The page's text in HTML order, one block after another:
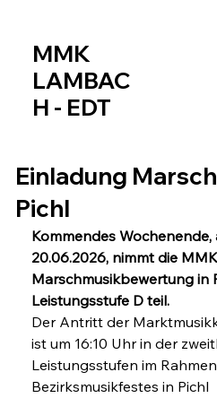
MMK
LAMBAC
H - EDT
Einladung
Pichl
Kommendes Wochenende,
20.06.2026, nimmt die
Marschmusikbewertung in
Leistungsstufe D teil.
Der Antritt der
ist um 16:10 Uhr in der
Leistungsstufen im
Bezirksmusikfestes in Pichl